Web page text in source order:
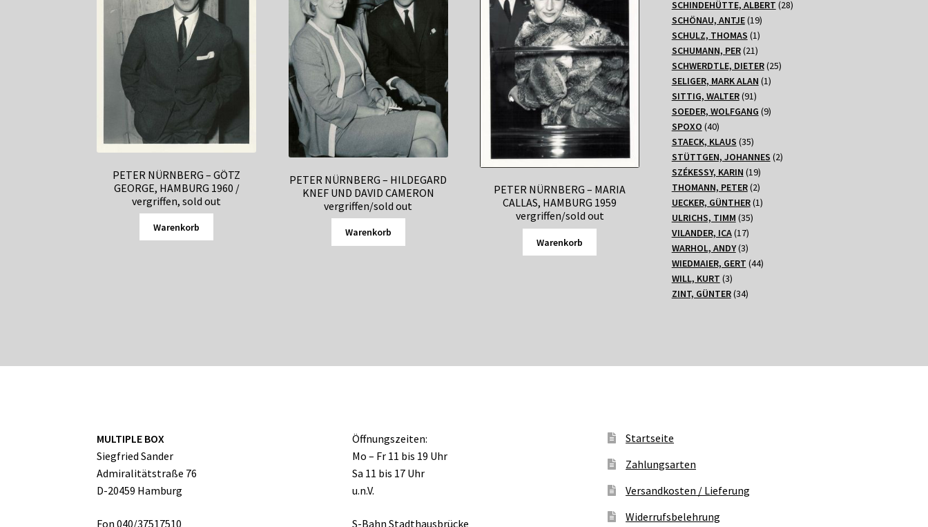
PETER NÜRNBERG – GÖTZ
GEORGE, HAMBURG 1960 /
vergriffen, sold out
Warenkorb
PETER NÜRNBERG – HILDEGARD
KNEF UND DAVID CAMERON
vergriffen/sold out
Warenkorb
PETER NÜRNBERG – MARIA
CALLAS, HAMBURG 1959
vergriffen/sold out
Warenkorb
Produkte
SCHINDEHÜTTE, ALBERT 2828
SCHÖNAU, ANTJE 1919
Produkte
SCHULZ, THOMAS 11
Produkt
SCHUMANN, PER 2121
Produkte
SCHWERDTLE, DIETER 2525
SELIGER, MARK ALAN 11
SITTIG, WALTER 9191
Produkte
SOEDER, WOLFGANG 99
SPOXO 4040
Produkte
STAECK, KLAUS 3535
Produkte
STÜTTGEN, JOHANNES 22
SZÉKESSY, KARIN 1919
Produkte
THOMANN, PETER 22
Produkte
UECKER, GÜNTHER 11
ULRICHS, TIMM 3535
VILANDER, ICA 1717
Produkte
WARHOL, ANDY 33
Produkte
WIEDMAIER, GERT 4444
WILL, KURT 33
Produkte
ZINT, GÜNTER 3434
MULTIPLE BOX
Siegfried Sander
Admiralitätstraße 76
D-20459 Hamburg
Fon 040/37517510
Öffnungszeiten:
Mo – Fr 11 bis 19 Uhr
Sa 11 bis 17 Uhr
u.n.V.
S-Bahn Stadthausbrücke
Startseite
Zahlungsarten
Versandkosten / Lieferung
Widerrufsbelehrung